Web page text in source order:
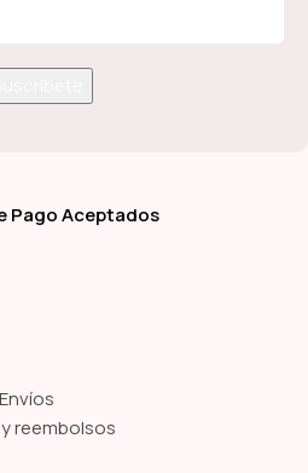
Pago Aceptados
reembolsos